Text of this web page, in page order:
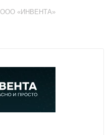
ООО «ИНВЕНТА»